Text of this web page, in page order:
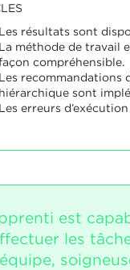
Les résultats sont
La méthode de travail
compréhensible.
Les recommandations
hiérarchique sont
Les erreurs
est
les